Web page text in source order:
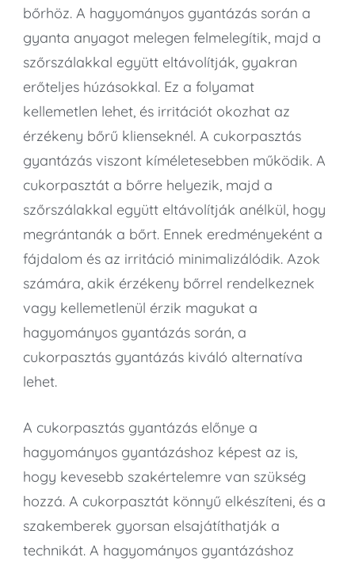
bőrhöz. A hagyományos gyantázás során a
gyanta anyagot melegen felmelegítik, majd a
szőrszálakkal együtt eltávolítják, gyakran
erőteljes húzásokkal. Ez a folyamat
kellemetlen lehet, és irritációt okozhat az
érzékeny bőrű klienseknél. A cukorpasztás
gyantázás viszont kíméletesebben működik. A
cukorpasztát a bőrre helyezik, majd a
szőrszálakkal együtt eltávolítják anélkül, hogy
megrántanák a bőrt. Ennek eredményeként a
fájdalom és az irritáció minimalizálódik. Azok
számára, akik érzékeny bőrrel rendelkeznek
vagy kellemetlenül érzik magukat a
hagyományos gyantázás során, a
cukorpasztás gyantázás kiváló alternatíva
lehet.
A cukorpasztás gyantázás előnye a
hagyományos gyantázáshoz képest az is,
hogy kevesebb szakértelemre van szükség
hozzá. A cukorpasztát könnyű elkészíteni, és a
szakemberek gyorsan elsajátíthatják a
technikát. A hagyományos gyantázáshoz